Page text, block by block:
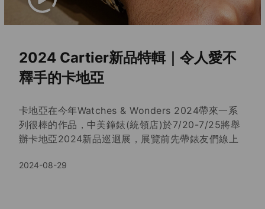
2024 Cartier新品特輯｜令人愛不
釋手的卡地亞
卡地亞在今年Watches & Wonders 2024帶來一系
列很棒的作品，中美鐘錶(統領店)於7/20-7/25將舉
辦卡地亞2024新品巡迴展，展覽前先帶錶友們線上
Cartier Privé | Tortue ■Crocodile | Panthère |
2024-08-29